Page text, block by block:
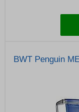
BWT Penguin